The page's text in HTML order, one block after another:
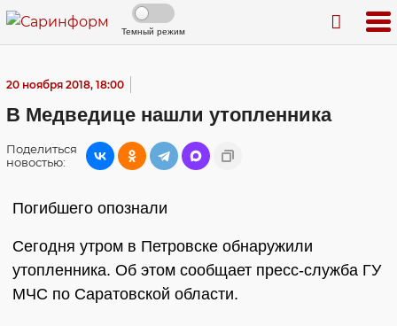
Темный режим
20 ноября 2018, 18:00
В Медведице нашли утопленника
Поделиться
новостью:
Погибшего опознали
Сегодня утром в Петровске обнаружили
утопленника. Об этом сообщает пресс-служба ГУ
МЧС по Саратовской области.